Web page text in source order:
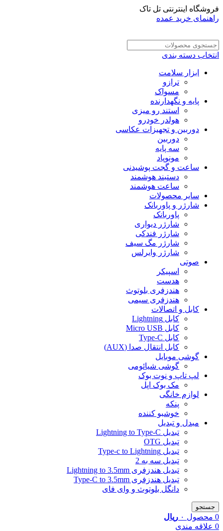
فروشگاه اینترنتی تل تاک
راهنمای خرید عمده
انتخاب دسته بندی
ابزار سلامت
ترازو
مسواک
پایه و نگهدارنده
استند رو میزی
هولدر خودرو
دوربین و تجهیزات عکاسی
دوربین
سه پایه
مونوپاد
ساعت و گجت پوشیدنی
دستبند هوشمند
ساعت هوشمند
سایر محصولات
شارژر و پاوربانک
پاوربانک
شارژر دیواری
شارژر فندکی
شارژر مگ سیف
شارژر وایرلس
صوتی
اسپیکر
هدست
هندزفری بلوتوث
هندزفری سیمی
کابل و اتصالات
کابل Lightning
کابل Micro USB
کابل Type-C
کابل انتقال صدا (AUX)
گوشی موبایل
گوشی شیائومی
لپ تاپ و نوت بوک
مک بوک اپل
لوازم خانگی
پنکه
خوشبو کننده
مبدل و تبدیل
تبدیل Lightning to Type-C
تبدیل OTG
تبدیل Type-c to Lightning
تبدیل سه به 2
تبدیل هندزفری Lightning to 3.5mm
تبدیل هندزفری Type-C to 3.5mm
دانگل بلوتوث و وای فای
جستجو
0 محصول ۰ ریال
0 علاقه مندی